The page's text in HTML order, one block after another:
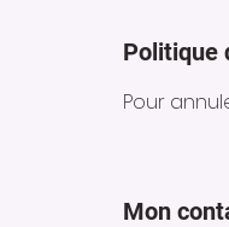
Politique
Pour
Mon